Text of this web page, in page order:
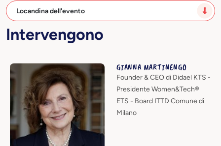
Locandina dell'evento
Intervengono
GIANNA MARTINENGO
Founder & CEO di Didael KTS -
Presidente Women&Tech®
ETS - Board ITTD Comune di
Milano